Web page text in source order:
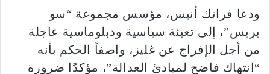
ودعا فرانك أنيس، مؤسس مجموعة “سو
بريس”، إلى تعبئة سياسية ودبلوماسية عاجلة
من أجل الإفراج عن غليز، واصفاً الحكم بأنه
“انتهاك فاضح لمبادئ العدالة”، مؤكدًا ضرورة